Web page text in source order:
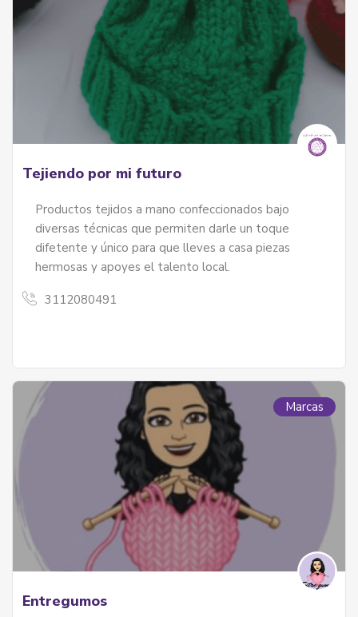
Tejiendo por mi futuro
Productos tejidos a mano confeccionados bajo
diversas técnicas que permiten darle un toque
difetente y único para que lleves a casa piezas
hermosas y apoyes el talento local.
3112080491
Marcas
Entregumos